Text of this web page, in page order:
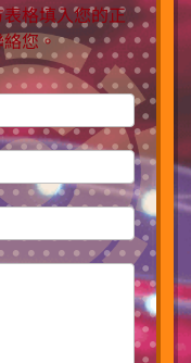
格填入您的正
您。